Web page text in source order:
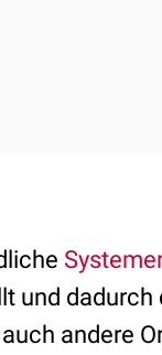
und dadurch
andere